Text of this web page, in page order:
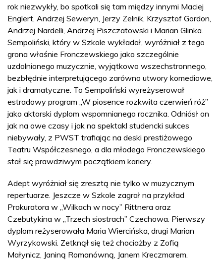
rok niezwykły, bo spotkali się tam między innymi Maciej
Englert, Andrzej Seweryn, Jerzy Zelnik, Krzysztof Gordon,
Andrzej Nardelli, Andrzej Piszczatowski i Marian Glinka.
Sempoliński, który w Szkole wykładał, wyróżniał z tego
grona właśnie Fronczewskiego jako szczególnie
uzdolnionego muzycznie, wyjątkowo wszechstronnego,
bezbłędnie interpretującego zarówno utwory komediowe,
jak i dramatyczne. To Sempoliński wyreżyserował
estradowy program „W piosence rozkwita czerwień róż”
jako aktorski dyplom wspomnianego rocznika. Odniósł on
jak na owe czasy i jak na spektakl studencki sukces
niebywały, z PWST trafiając na deski prestiżowego
Teatru Współczesnego, a dla młodego Fronczewskiego
stał się prawdziwym początkiem kariery.
Adept wyróżniał się zresztą nie tylko w muzycznym
repertuarze. Jeszcze w Szkole zagrał na przykład
Prokuratora w „Wilkach w nocy” Rittnera oraz
Czebutykina w „Trzech siostrach” Czechowa. Pierwszy
dyplom reżyserowała Maria Wiercińska, drugi Marian
Wyrzykowski. Zetknął się też chociażby z Zofią
Małynicz, Janiną Romanówną, Janem Kreczmarem.